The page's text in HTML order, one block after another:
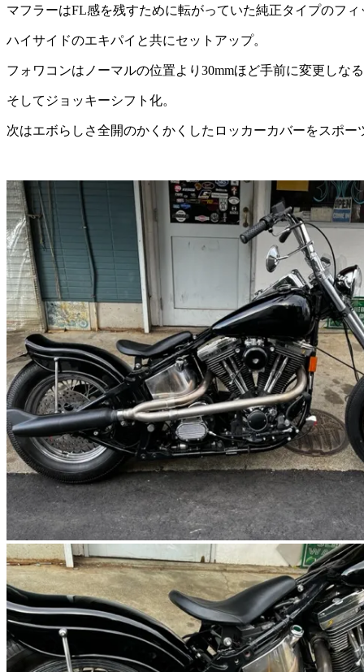
マフラーはFL感を残すために転がっていた純正タイプのフ
ハイサイドのエキパイと共にセットアップ。
フォワコンはノーマルの位置より30mmほど手前に変更しな
そしてジョッキーシフト化。
次はエボらしさ全開のかくかくしたロッカーカバーをスポ